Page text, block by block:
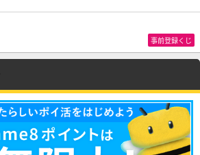
事前登録くじ